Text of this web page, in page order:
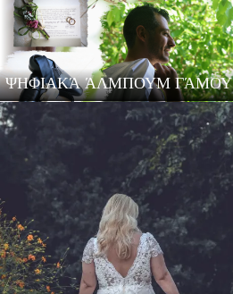
ΨΗΦΙΑΚΆ ΆΛΜΠΟΥΜ ΓΆΜΟΥ